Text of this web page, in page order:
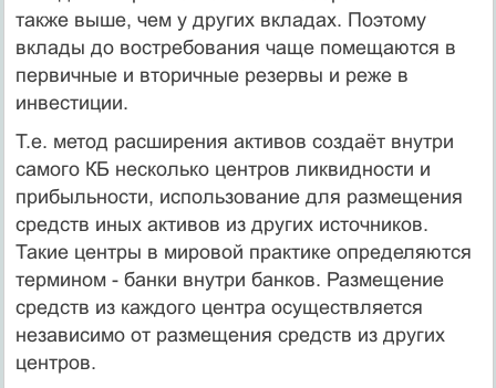
также выше, чем у других вкладах. Поэтому
вклады до востребования чаще помещаются в
первичные и вторичные резервы и реже в
инвестиции.
Т.е. метод расширения активов создаёт внутри
самого КБ несколько центров ликвидности и
прибыльности, использование для размещения
средств иных активов из других источников.
Такие центры в мировой практике определяются
термином - банки внутри банков. Размещение
средств из каждого центра осуществляется
независимо от размещения средств из других
центров.